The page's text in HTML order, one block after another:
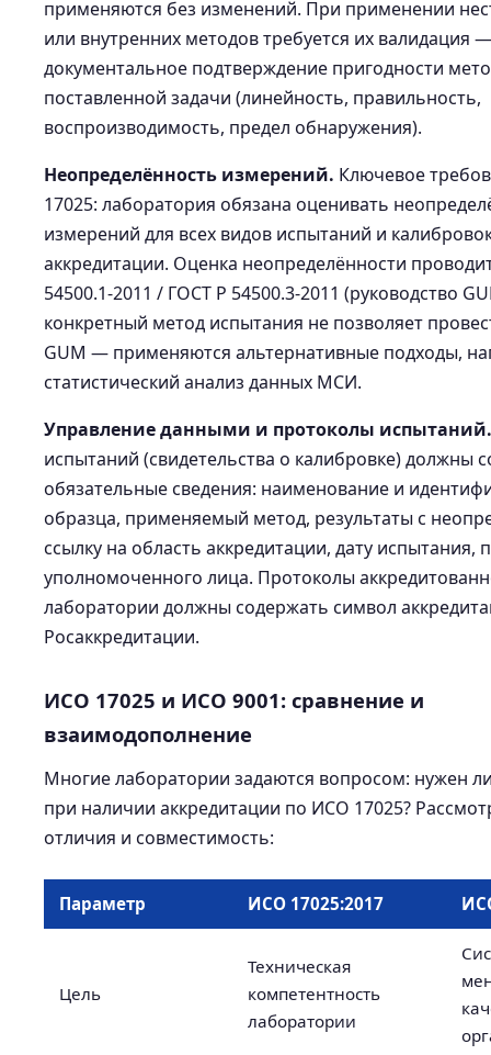
применяются без изменений. При применении
или внутренних методов требуется их валидация —
документальное подтверждение пригодности
поставленной задачи (линейность, правильность,
воспроизводимость, предел обнаружения).
Неопределённость измерений. Ключевое
17025: лаборатория обязана оценивать
измерений для всех видов испытаний и
аккредитации. Оценка неопределённости
54500.1-2011 / ГОСТ Р 54500.3-2011 (руководство
конкретный метод испытания не позволяет
GUM — применяются альтернативные подходы,
статистический анализ данных МСИ.
Управление данными и протоколы испытаний.
испытаний (свидетельства о калибровке) должны
обязательные сведения: наименование и
образца, применяемый метод, результаты с
ссылку на область аккредитации, дату испытания,
уполномоченного лица. Протоколы
лаборатории должны содержать символ
Росаккредитации.
ИСО 17025 и ИСО 9001: сравнение и
взаимодополнение
Многие лаборатории задаются вопросом: нужен
при наличии аккредитации по ИСО 17025?
отличия и совместимость:
Параметр ИСО 17025:2017
Цель
Техническая
компетентность
лаборатории